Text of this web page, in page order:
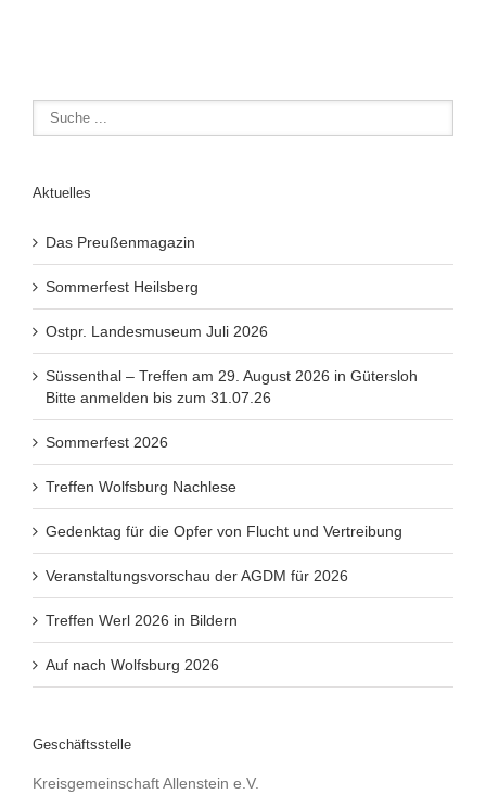
Aktuelles
Das Preußenmagazin
Sommerfest Heilsberg
Ostpr. Landesmuseum Juli 2026
Süssenthal – Treffen am 29. August 2026 in Gütersloh
Bitte anmelden bis zum 31.07.26
Sommerfest 2026
Treffen Wolfsburg Nachlese
Gedenktag für die Opfer von Flucht und Vertreibung
Veranstaltungsvorschau der AGDM für 2026
Treffen Werl 2026 in Bildern
Auf nach Wolfsburg 2026
Geschäftsstelle
Kreisgemeinschaft Allenstein e.V.